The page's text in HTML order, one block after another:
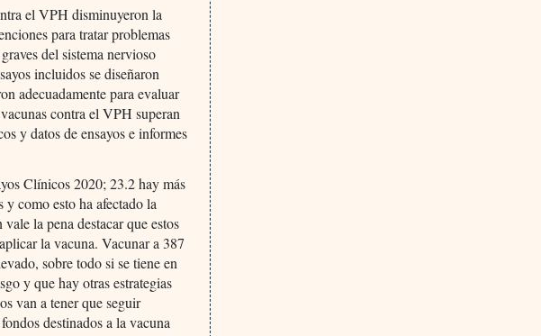
el VPH disminuyeron la
para tratar problemas
del sistema nervioso
incluidos se diseñaron
adecuadamente para evaluar
contra el VPH superan
y datos de ensayos e informes
Clínicos 2020; 23.2 hay más
como esto ha afectado la
la pena destacar que estos
la vacuna. Vacunar a 387
sobre todo si se tiene en
y que hay otras estrategias
van a tener que seguir
destinados a la vacuna